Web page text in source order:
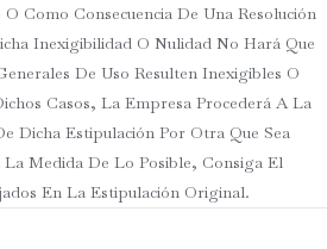
Como Consecuencia De Una Resolución
Inexigibilidad O Nulidad No Hará Que
De Uso Resulten Inexigibles O
Casos, La Empresa Procederá A La
Dicha Estipulación Por Otra Que Sea
Medida De Lo Posible, Consiga El
En La Estipulación Original.